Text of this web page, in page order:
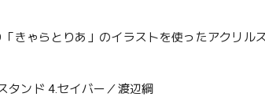
「きゃらとりあ」のイラストを使ったアクリル
タンド 4.セイバー／渡辺綱